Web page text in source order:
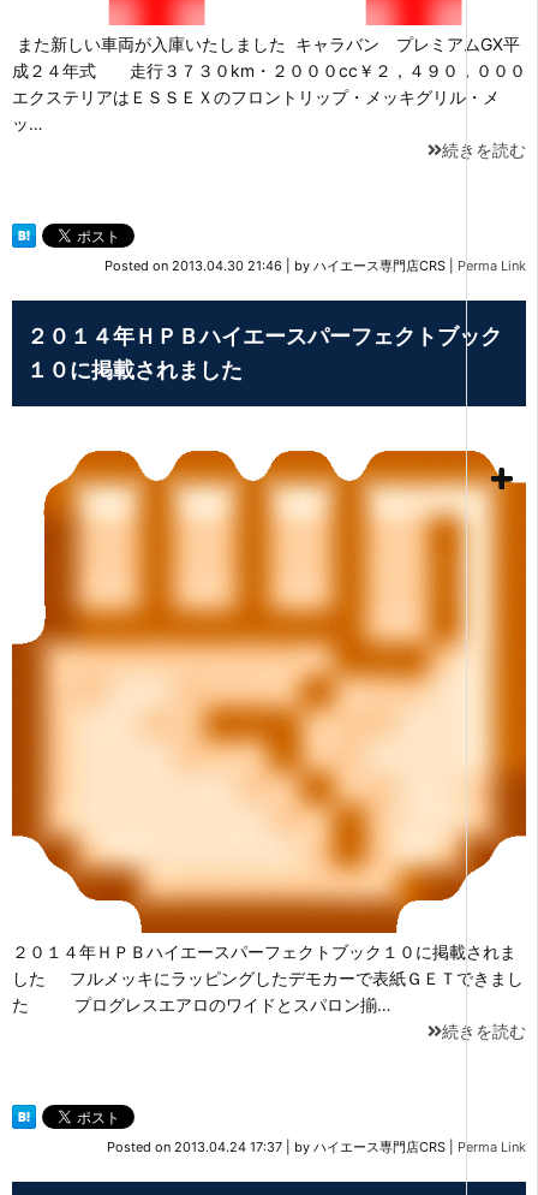
また新しい車両が入庫いたしました キャラバン プレミアムGX平
成２４年式 走行３７３０km・２０００cc￥２，４９０，０００
エクステリアはＥＳＳＥＸのフロントリップ・メッキグリル・メ
ッ…
続きを読む
Posted on 2013.04.30 21:46 by ハイエース専門店CRS Perma Link
２０１４年ＨＰＢハイエースパーフェクトブック
１０に掲載されました
２０１４年ＨＰＢハイエースパーフェクトブック１０に掲載されま
した フルメッキにラッピングしたデモカーで表紙ＧＥＴできまし
た プログレスエアロのワイドとスパロン揃…
続きを読む
Posted on 2013.04.24 17:37 by ハイエース専門店CRS Perma Link